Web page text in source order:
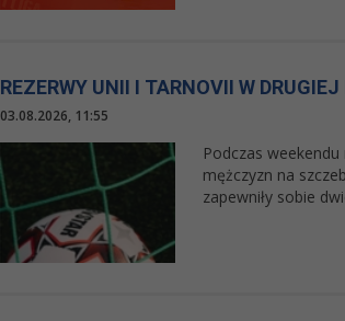
REZERWY UNII I TARNOVII W
03.08.2026, 11:55
Podczas
mężczyzn na
zapewniły sobie